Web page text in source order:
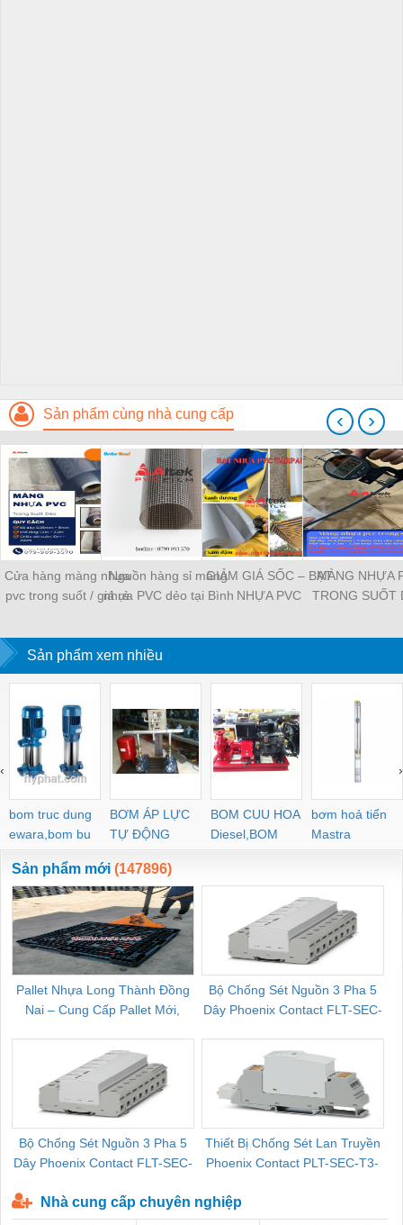
Sản phẩm cùng nhà cung cấp
Cửa hàng màng nhựa
pvc trong suốt / giá rẻ
Nguồn hàng sỉ màng
nhựa PVC dẻo tại Bình
GIẢM GIÁ SỐC – BẠT
NHỰA PVC
TẬN XƯỞNG
MÀNG NHỰA
TRONG SUỐT
‹ ›
Sản phẩm xem nhiều
bom truc dung
ewara,bom bu
ewara
BƠM ÁP LỰC
TỰ ĐỘNG
BOM CUU HOA
Diesel,BOM
CHUA CHAY
bơm hoả tiển
Mastra
‹ ›
Sản phẩm mới (147896)
Pallet Nhựa Long Thành Đồng
Nai – Cung Cấp Pallet Mới,
Bộ Chống Sét Nguồn 3 Pha 5
Dây Phoenix Contact FLT-SEC-
Bộ Chống Sét Nguồn 3 Pha 5
Dây Phoenix Contact FLT-SEC-
Thiết Bị Chống Sét Lan Truyền
Phoenix Contact PLT-SEC-T3-
Nhà cung cấp chuyên nghiệp